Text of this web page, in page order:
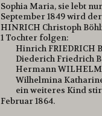
Sophia Maria, sie lebt
September 1849 wird
HINRICH Christoph
1 Tochter folgen:
Hinrich FRIEDRICH
Diederich Friedrich
Hermann WILHELM
Wilhelmina
ein weiteres Kind
Februar 1864.